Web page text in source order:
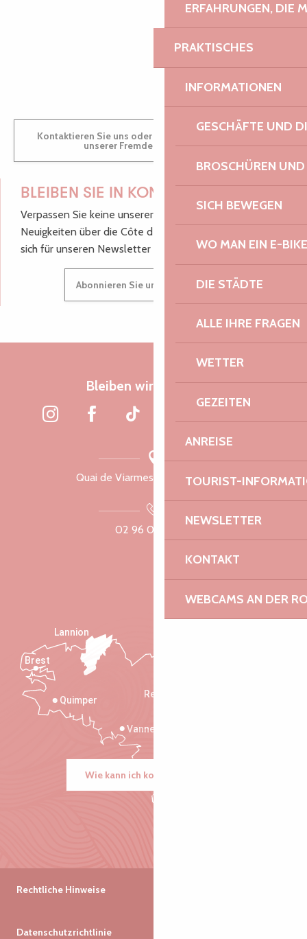
ERFAHRUNGEN, DIE
PRAKTISCHES
INFORMATIONEN
GESCHÄFTE UND
BROSCHÜREN
SICH BEWEGEN
WO MAN EIN E-
DIE STÄDTE
ALLE IHRE FRAGEN
WETTER
GEZEITEN
ANREISE
TOURIST-
NEWSLETTER
KONTAKT
WEBCAMS AN DER
GWENAËLLE
Kontaktieren Sie uns oder besuchen Sie uns in einem
unserer Fremdenverkehrsbüros.
BLEIBEN SIE IN KONTAKT!
Verpassen Sie keine unserer guten Tipps und
Neuigkeiten über die Côte de Granit Rose, melden Sie
sich für unseren Newsletter an.
Abonnieren Sie unseren Newsletter
Bleiben wir verbunden
Quai de Viarmes, 22300 Lannion
02 96 05 60 70
Rennes
Vannes
Quimper
Lannion
Brest
Wie kann ich kommen?
Rechtliche Hinweise
Datenschutzrichtlinie